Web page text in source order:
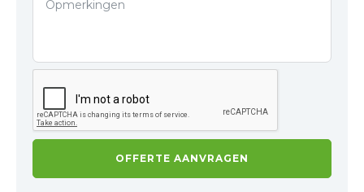
OFFERTE AANVRAGEN